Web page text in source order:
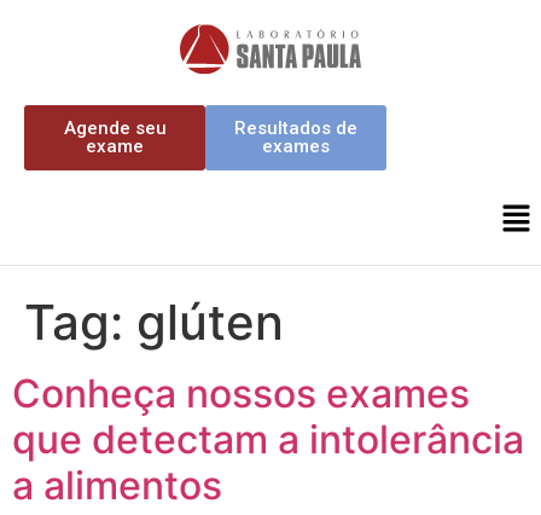
Agende seu
exame
Resultados de
exames
Tag: glúten
Conheça nossos exames
que detectam a intolerância
a alimentos